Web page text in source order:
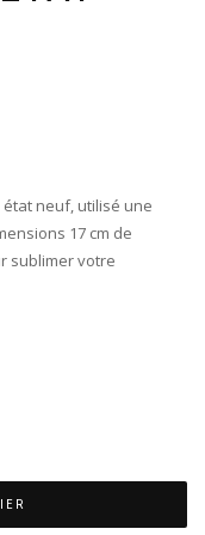
neuf, utilisé une
17 cm de
sublimer votre